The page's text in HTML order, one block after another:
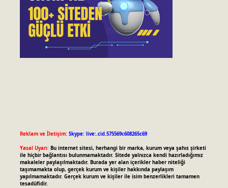
Reklam ve İletişim: Skype: live:.cid.575569c608265c69
Yasal Uyarı: Bu internet sitesi, herhangi bir marka, kurum veya şahıs şirketi
ile hiçbir bağlantısı bulunmamaktadır. Sitede yalnızca kendi hazırladığımız
makaleler paylaşılmaktadır. Burada yer alan içerikler haber niteliği
taşımamakta olup, gerçek kurum ve kişiler hakkında paylaşım
yapılmamaktadır. Gerçek kurum ve kişiler ile isim benzerlikleri tamamen
tesadüfidir.